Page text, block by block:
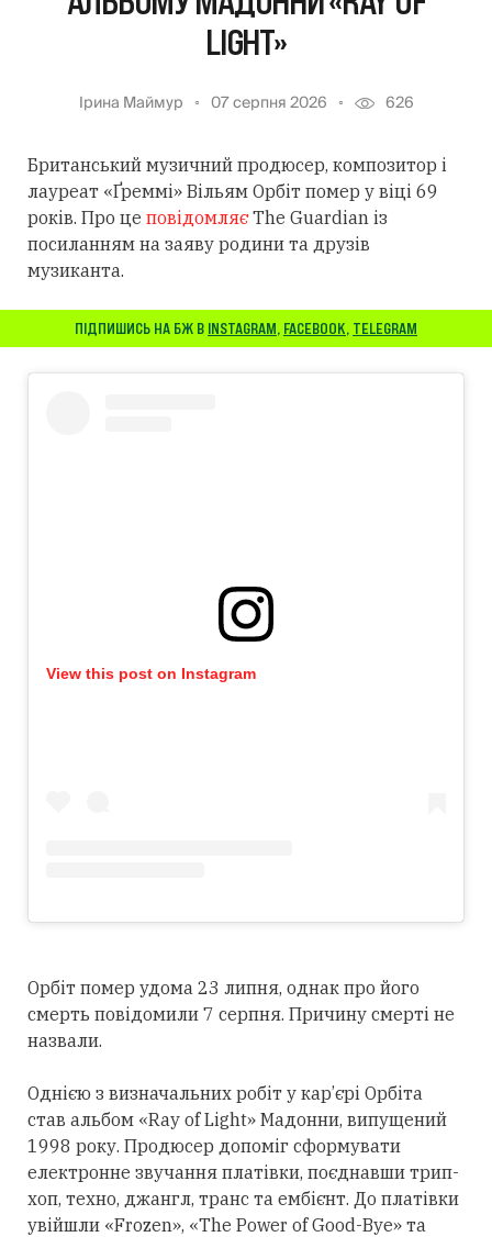
LIGHT»
Ірина Маймур 07 серпня 2026 626
Британський музичний продюсер, композитор і
лауреат «Ґреммі» Вільям Орбіт помер у віці 69
років. Про це повідомляєThe Guardian із
посиланням на заяву родини та друзів
музиканта.
ПІДПИШИСЬ НА БЖ В INSTAGRAM, FACEBOOK, TELEGRAM
View this post on Instagram
Орбіт помер удома 23 липня, однак про його
смерть повідомили 7 серпня. Причину смерті не
назвали.
Однією з визначальних робіт у кар’єрі Орбіта
став альбом «Ray of Light» Мадонни, випущений
1998 року. Продюсер допоміг сформувати
електронне звучання платівки, поєднавши трип-
хоп, техно, джангл, транс та ембієнт. До платівки
увійшли «Frozen», «The Power of Good-Bye» та